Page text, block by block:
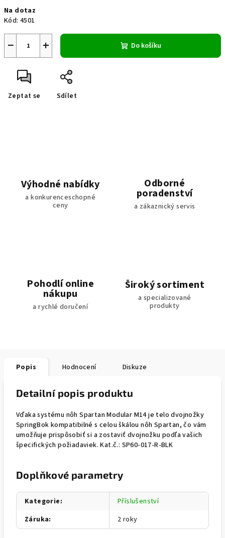
cena:
Na dotaz
Kód: 4501
+
− Do košíku
Zeptat se Sdílet
Výhodné nabídky
a konkurenceschopné
ceny
Odborné
poradenství
a zákaznický servis
Pohodlí online
nákupu
a rychlé doručení
Široký sortiment
a specializované
produkty
Popis Hodnocení Diskuze
Detailní popis produktu
Vďaka systému nôh Spartan Modular M14 je telo dvojnožky
SpringBok kompatibilné s celou škálou nôh Spartan, čo vám
umožňuje prispôsobiť si a zostaviť dvojnožku podľa vašich
špecifických požiadaviek. Kat.č.: SP60-017-R-BLK
Doplňkové parametry
Kategorie:
Příslušenství
Záruka: 2 roky